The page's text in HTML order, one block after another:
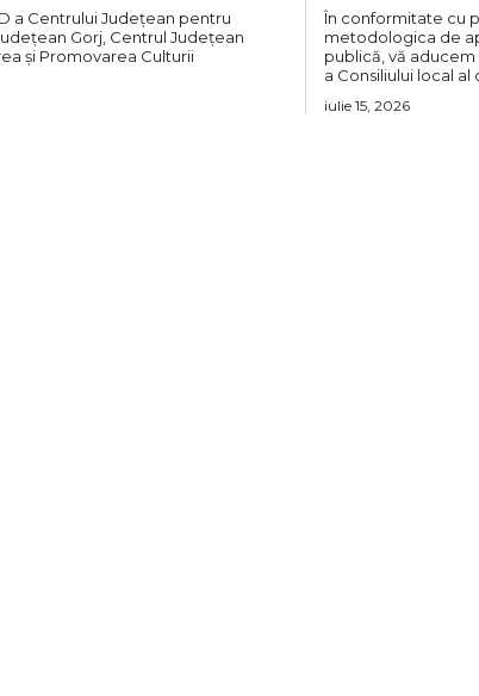
a Centrului Județean pentru
și Promovarea Culturii
În conformitate cu
metodologica de
publică, vă aducem
a Consiliului local al
iulie 15, 2026